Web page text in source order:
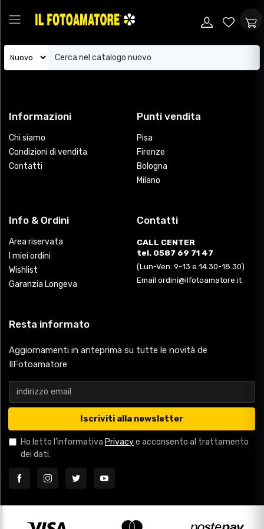
Informazioni
Chi siamo
Condizioni di vendita
Contatti
Punti vendita
Pisa
Firenze
Bologna
Milano
Info & Ordini
Area riservata
I miei ordini
Wishlist
Garanzia Longeva
Contatti
CALL CENTER
tel. 0587 69 71 47
(Lun-Ven: 9-13 e 14.30-18.30)
Email ordini@ilfotoamatore.it
Resta informato
Aggiornamenti in anteprima su tutte le novità de
IlFotoamatore
Iscriviti alla newsletter
Ho letto l'informativa Privacye acconsento al trattamento
dei dati.